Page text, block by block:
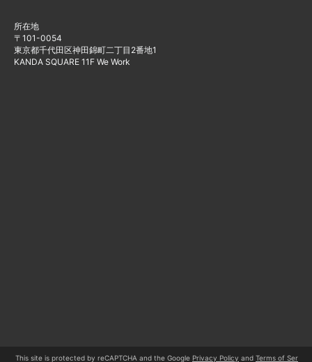
所在地
〒101-0054
東京都千代田区神田錦町二丁目2番地1
KANDA SQUARE 11F We Work
This site is protected by reCAPTCHA and the Google Privacy Policy and Terms of Ser